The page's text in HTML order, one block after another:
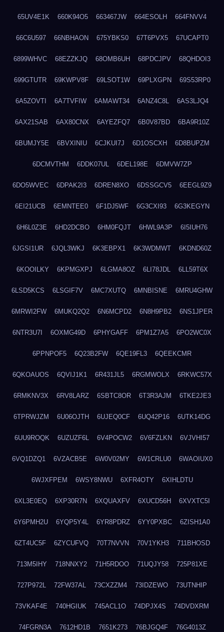
65UV4E1K 660K94O5 663467JW 664ESOLH 664FNVV4
66C6U597 66NBHAON 675YBKS0 67T6PVX5 67UCAPT0
6899WHVC 68EZZKJQ 68OMB6UH 68PDCJPV 68QHDOI3
699GTUTR 69KWPV8F 69LSOT1W 69PLXGPN 69S53RP0
6A5ZOVTI 6A7TVFIW 6AMAWT34 6ANZ4C8L 6AS3LJQ4
6AX21SAB 6AX80CNX 6AYEZFQ7 6B0V87BD 6BA9R10Z
6BUMJY5E 6BVXINIU 6CJKUI7J 6D1OSCXH 6D8BUPZM
6DCMVTHM 6DDK07UL 6DEL198E 6DMVW7ZP
6DO5WVEC 6DPAK2I3 6DREN8XO 6DSSGCV5 6EEGL9Z9
6EI21UCB 6EMNTEE0 6F1DJ5WF 6G3CXI93 6G3KEGYN
6H6L0Z3E 6HD2DCBO 6HM0FQJT 6HWL9A3P 6I5IUH76
6JGSI1UR 6JQL3WKJ 6K3EBPX1 6K3WDMWT 6KDND60Z
6KOOILKY 6KPMGXPJ 6LGMA8OZ 6LI78JDL 6LL59T6X
6LSD5KCS 6LSGIF7V 6MC7XUTQ 6MNBISNE 6MRU4GHW
6MRWI2FW 6MUKQ2Q2 6N6MCPD2 6N8H9PB2 6NS1JPER
6NTR3U7I 6OXMG49D 6PHYGAFF 6PM1Z7A5 6PO2WC0X
6PPNPOF5 6Q23B2FW 6QE19FL3 6QEEKCMR
6QKOAUOS 6QVIJ1K1 6R431JL5 6RGMWOLX 6RKWC57X
6RMKNV3X 6RV8LARZ 6SBTC8OR 6T3R3AJM 6TKE2JE3
6TPRWJZM 6U06OJTH 6UJEQ0CF 6UQ42P16 6UTK14DG
6UU9ROQK 6UZUZF6L 6V4POCW2 6V6FZLKN 6VJVHI57
6VQ1DZQ1 6VZACB5E 6W0V02MY 6W1CRLU0 6WAOIUX0
6WJXFPEM 6WSY8NWU 6XFR4OTY 6XIHLDTU
6XL3E0EQ 6XP30R7N 6XQUAXFV 6XUCD56H 6XVXTC5I
6Y6PMH2U 6YQP5Y4L 6YR8PDRZ 6YY0PXBC 6ZISH1A0
6ZT4UC5F 6ZYCUFVQ 70T7NVVN 70V1YKH3 711BHOSD
713M5IHY 718NNXY2 71H5RDOO 71UQJY58 725P81XE
727P972L 72FW37AL 73CXZZM4 73IDZEWO 73UTNHIP
73VKAF4E 740HGIUK 745ACL1O 74DPJX4S 74DVDXRM
74FGRN3A 7612HD1B 7651K273 76BJGQ4F 76G4013Z